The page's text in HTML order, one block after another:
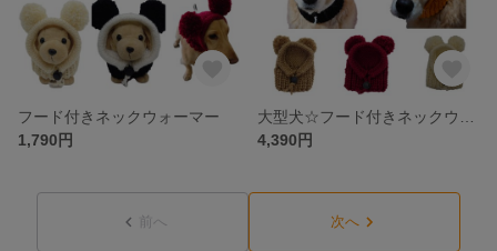
フード付きネックウォーマー
1,790円
4,390円
前へ 次へ